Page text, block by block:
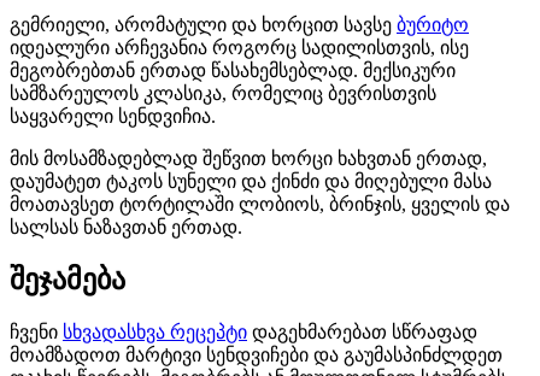
გემრიელი, არომატული და ხორცით სავსე ბურიტო
იდეალური არჩევანია როგორც სადილისთვის, ისე
მეგობრებთან ერთად წასახემსებლად. მექსიკური
სამზარეულოს კლასიკა, რომელიც ბევრისთვის
საყვარელი სენდვიჩია.
მის მოსამზადებლად შეწვით ხორცი ხახვთან ერთად,
დაუმატეთ ტაკოს სუნელი და ქინძი და მიღებული მასა
მოათავსეთ ტორტილაში ლობიოს, ბრინჯის, ყველის და
სალსას ნაზავთან ერთად.
შეჯამება
ჩვენი სხვადასხვა რეცეპტი დაგეხმარებათ სწრაფად
მოამზადოთ მარტივი სენდვიჩები და გაუმასპინძლდეთ